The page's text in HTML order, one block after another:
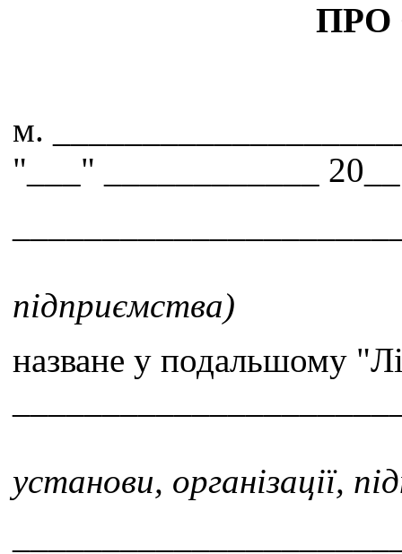
ПРО
м.
"___" ____________
підприємства)
назване у подальшому
установи, організації,